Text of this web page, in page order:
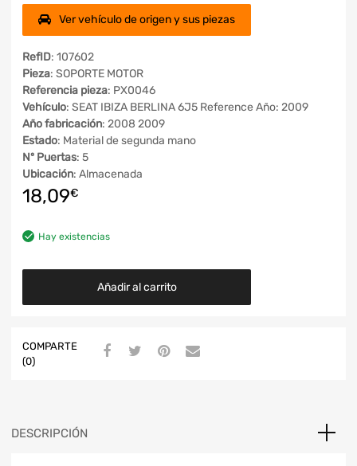
Ver vehículo de origen y sus piezas
RefID: 107602
Pieza: SOPORTE MOTOR
Referencia pieza: PX0046
Vehículo: SEAT IBIZA BERLINA 6J5 Reference Año: 2009
Año fabricación: 2008 2009
Estado: Material de segunda mano
Nº Puertas: 5
Ubicación: Almacenada
18,09€
Hay existencias
Añadir al carrito
COMPARTE
(0)
DESCRIPCIÓN